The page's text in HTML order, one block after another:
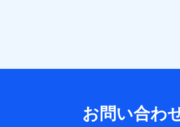
送信履歴などの情報）が含まれます。
お問い合わ